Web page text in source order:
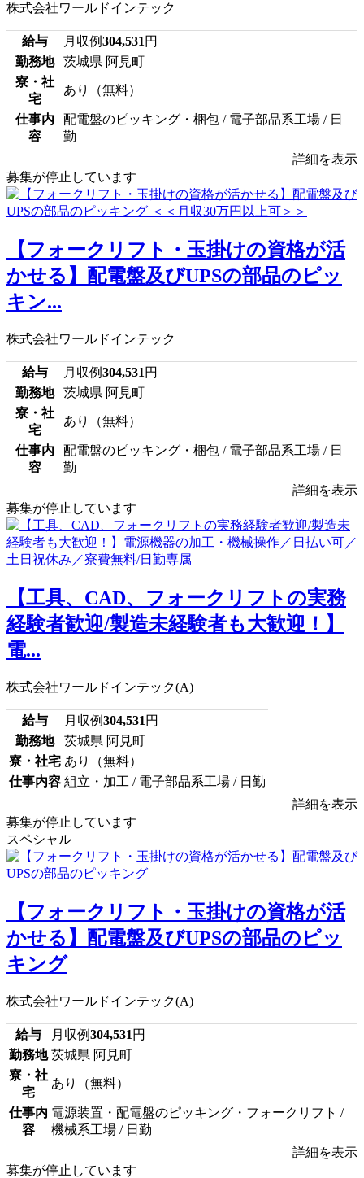
株式会社ワールドインテック
給与 月収例304,531円
勤務地
茨城県 阿見町
寮・社
宅
あり（無料）
仕事内
容
配電盤のピッキング・梱包 / 電子部品系工場 / 日
勤
詳細を表示
募集が停止しています
【フォークリフト・玉掛けの資格が活
かせる】配電盤及びUPSの部品のピッ
キン...
株式会社ワールドインテック
給与 月収例304,531 円
勤務地
茨城県 阿見町
寮・社
宅
あり（無料）
仕事内
容
配電盤のピッキング・梱包 / 電子部品系工場 / 日
勤
詳細を表示
募集が停止しています
【工具、CAD、フォークリフトの実務
経験者歓迎/製造未経験者も大歓迎！】
電...
株式会社ワールドインテック(A)
給与 月収例304,531 円
勤務地
茨城県 阿見町
寮・社宅 あり（無料）
仕事内容 組立・加工 / 電子部品系工場 / 日勤
詳細を表示
募集が停止しています
スペシャル
【フォークリフト・玉掛けの資格が活
かせる】配電盤及びUPSの部品のピッ
キング
株式会社ワールドインテック(A)
給与 月収例304,531 円
勤務地 茨城県 阿見町
寮・社
宅
あり（無料）
仕事内
容
電源装置・配電盤のピッキング・フォークリフト /
機械系工場 / 日勤
詳細を表示
募集が停止しています